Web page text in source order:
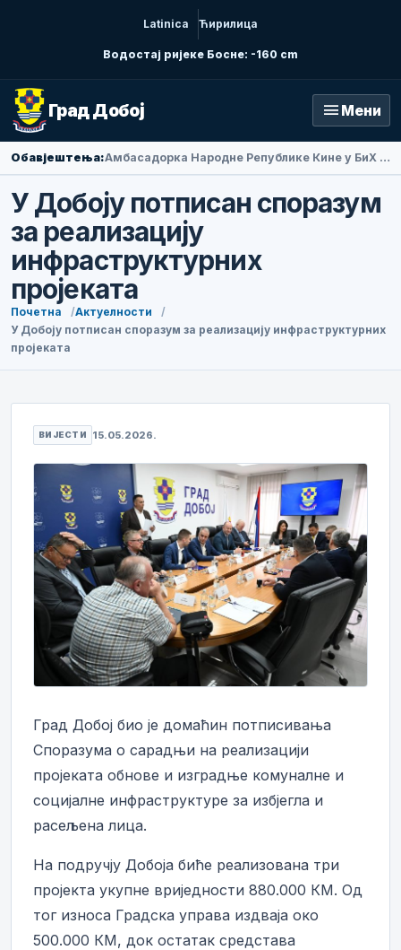
Latinica Ћирилица
Водостај ријеке Босне: -160 cm
Град Добој menu Мени
Обавјештења: Амбасадорка Народне Републике Кине у БиХ Ли Фан посјетила Добој
У Добоју потписан споразум
за реализацију
инфраструктурних
пројеката
Почетна
Актуелности
У Добоју потписан споразум за реализацију инфраструктурних
пројеката
ВИЈЕСТИ 15.05.2026.
Град Добој био је домаћин потписивања
Споразума о сарадњи на реализацији
пројеката обнове и изградње комуналне и
социјалне инфраструктуре за избјегла и
расељена лица.
На подручју Добоја биће реализована три
пројекта укупне вриједности 880.000 КМ. Од
тог износа Градска управа издваја око
500.000 КМ, док остатак средстава